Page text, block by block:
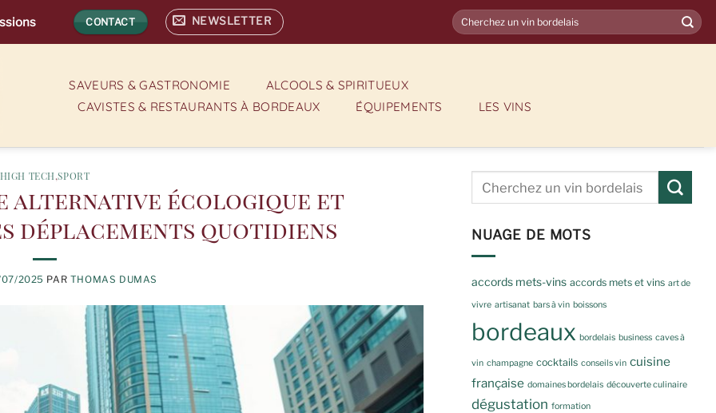
CONTACT NEWSLETTER
SAVEURS & GASTRONOMIE
ALCOOLS & SPIRITUEUX
CAVISTES & RESTAURANTS À BORDEAUX
ÉQUIPEMENTS LES VINS
HIGH TECH,SPORT
alternative écologique et
déplacements quotidiens
2025 PAR THOMAS DUMAS
NUAGE DE MOTS
accords mets-vins accords mets et vins art de
vivre artisanat bars à vin boissons
bordeaux bordelais business caves à
vin champagne cocktails conseils vin cuisine
française domaines bordelais découverte culinaire
dégustation formation